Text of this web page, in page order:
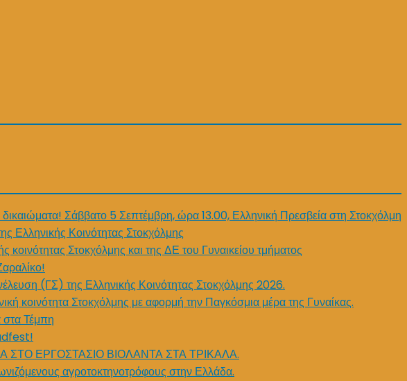
Σάββατο 5 Σεπτέμβρη, ώρα 13.00, Ελληνική Πρεσβεία στη Στοκχόλμη
Κοινότητας Στοκχόλμης
Στοκχόλμης και της ΔΕ του Γυναικείου τμήματος
(ΓΣ) της Ελληνικής Κοινότητας Στοκχόλμης 2026.
κοινότητα Στοκχόλμης με αφορμή την Παγκόσμια μέρα της Γυναίκας.
στα Τέμπη
ΣΤΟ ΕΡΓΟΣΤΑΣΙΟ ΒΙΟΛΑΝΤΑ ΣΤΑ ΤΡΙΚΑΛΑ.
αγροτοκτηνοτρόφους στην Ελλάδα.